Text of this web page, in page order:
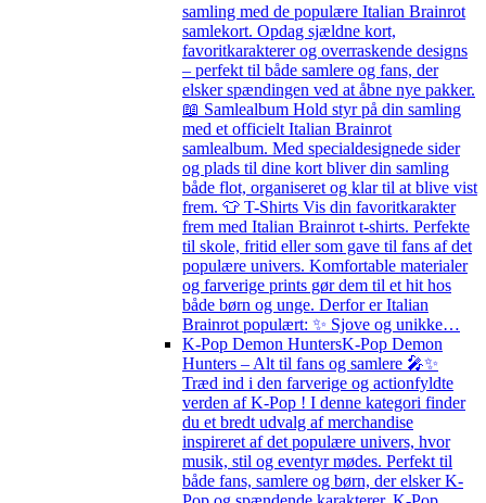
samling med de populære Italian Brainrot
samlekort. Opdag sjældne kort,
favoritkarakterer og overraskende designs
– perfekt til både samlere og fans, der
elsker spændingen ved at åbne nye pakker.
📖 Samlealbum Hold styr på din samling
med et officielt Italian Brainrot
samlealbum. Med specialdesignede sider
og plads til dine kort bliver din samling
både flot, organiseret og klar til at blive vist
frem. 👕 T-Shirts Vis din favoritkarakter
frem med Italian Brainrot t-shirts. Perfekte
til skole, fritid eller som gave til fans af det
populære univers. Komfortable materialer
og farverige prints gør dem til et hit hos
både børn og unge. Derfor er Italian
Brainrot populært: ✨ Sjove og unikke…
K-Pop Demon HuntersK-Pop Demon
Hunters – Alt til fans og samlere 🎤✨
Træd ind i den farverige og actionfyldte
verden af K-Pop ! I denne kategori finder
du et bredt udvalg af merchandise
inspireret af det populære univers, hvor
musik, stil og eventyr mødes. Perfekt til
både fans, samlere og børn, der elsker K-